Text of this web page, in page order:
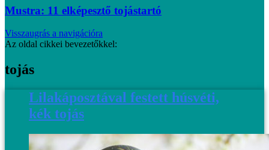
Mustra: 11 elképesztő tojástartó
Visszaugrás a navigációra
Az oldal cikkei bevezetőkkel:
tojás
Lilakáposztával festett húsvéti,
kék tojás